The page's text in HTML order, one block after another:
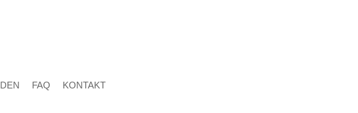
FAQ KONTAKT